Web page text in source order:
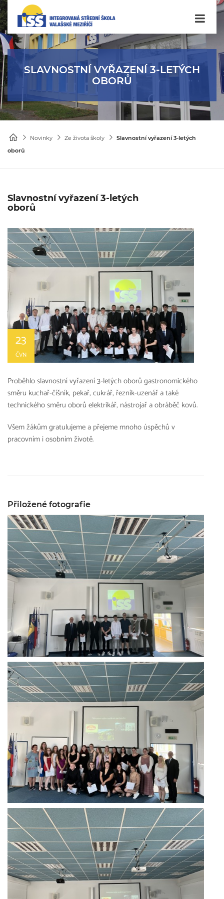
SLAVNOSTNÍ VYŘAZENÍ 3-LETÝCH
OBORŮ
Novinky Ze života školy
Slavnostní vyřazení 3-letých
oborů
Slavnostní vyřazení 3-letých
oborů
23
ČVN
Proběhlo slavnostní vyřazení 3-letých oborů gastronomického
směru kuchař-číšník, pekař, cukrář, řezník-uzenář a také
technického směru oborů elektrikář, nástrojař a obráběč kovů.
Všem žákům gratulujeme a přejeme mnoho úspěchů v
pracovním i osobním životě.
Přiložené fotografie